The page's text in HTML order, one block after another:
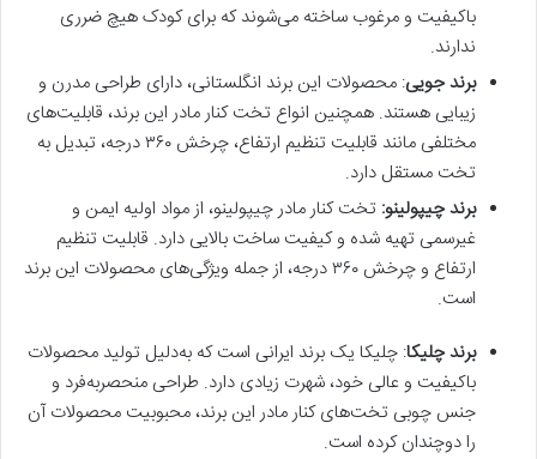
باکیفیت و مرغوب ساخته می‌شوند که برای کودک هیچ ضرری
ندارند.
برند جویی: محصولات این برند انگلستانی، دارای طراحی مدرن و
زیبایی هستند. همچنین انواع تخت کنار مادر این برند، قابلیت‌های
مختلفی مانند قابلیت تنظیم ارتفاع، چرخش ۳۶۰ درجه، تبدیل به
تخت مستقل دارد.
برند چیپولینو: تخت کنار مادر چیپولینو، از مواد اولیه ایمن و
غیر‌سمی تهیه شده و کیفیت ساخت بالایی دارد. قابلیت تنظیم
ارتفاع و چرخش ۳۶۰ درجه، از جمله ویژگی‌های محصولات این برند
است.
برند چلیکا: چلیکا یک برند ایرانی است که به‌دلیل تولید محصولات
باکیفیت و عالی خود، شهرت زیادی دارد. طراحی منحصربه‌فرد و
جنس چوبی تخت‌های کنار مادر این برند، محبوبیت محصولات آن
را دوچندان کرده است.